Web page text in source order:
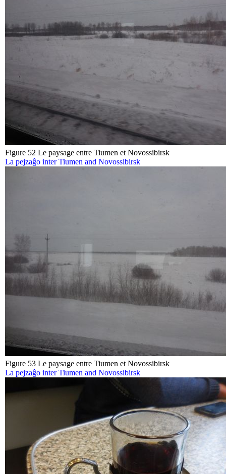
Figure 52 Le paysage entre Tiumen et Novossibirsk
La pejzaĝo inter Tiumen and Novossibirsk
Figure 53 Le paysage entre Tiumen et Novossibirsk
La pejzaĝo inter Tiumen and Novossibirsk